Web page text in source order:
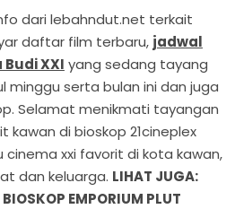
dari lebahndut.net terkait
daftar film terbaru, jadwal
XXI yang sedang tayang
minggu serta bulan ini dan juga
Selamat menikmati tayangan
kawan di bioskop 21cineplex
cinema xxi favorit di kota kawan,
dan keluarga. LIHAT JUGA:
EMPORIUM PLUT